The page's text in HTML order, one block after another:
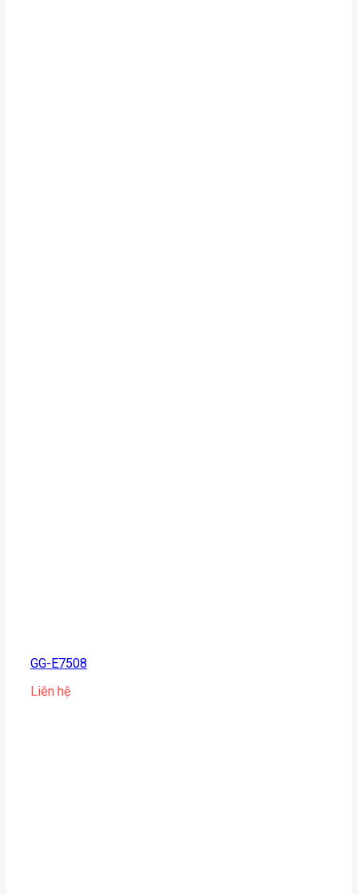
GG-E7508
Liên hệ